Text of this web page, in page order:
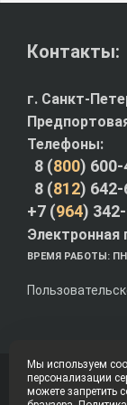
Контакты:
г. Санкт-
Телефоны:
8 (800)
8 (812)
+7 (964)
Электронная
ВРЕМЯ РАБОТЫ:
© Интернет-
Мы используем
персонализации
можете запретить